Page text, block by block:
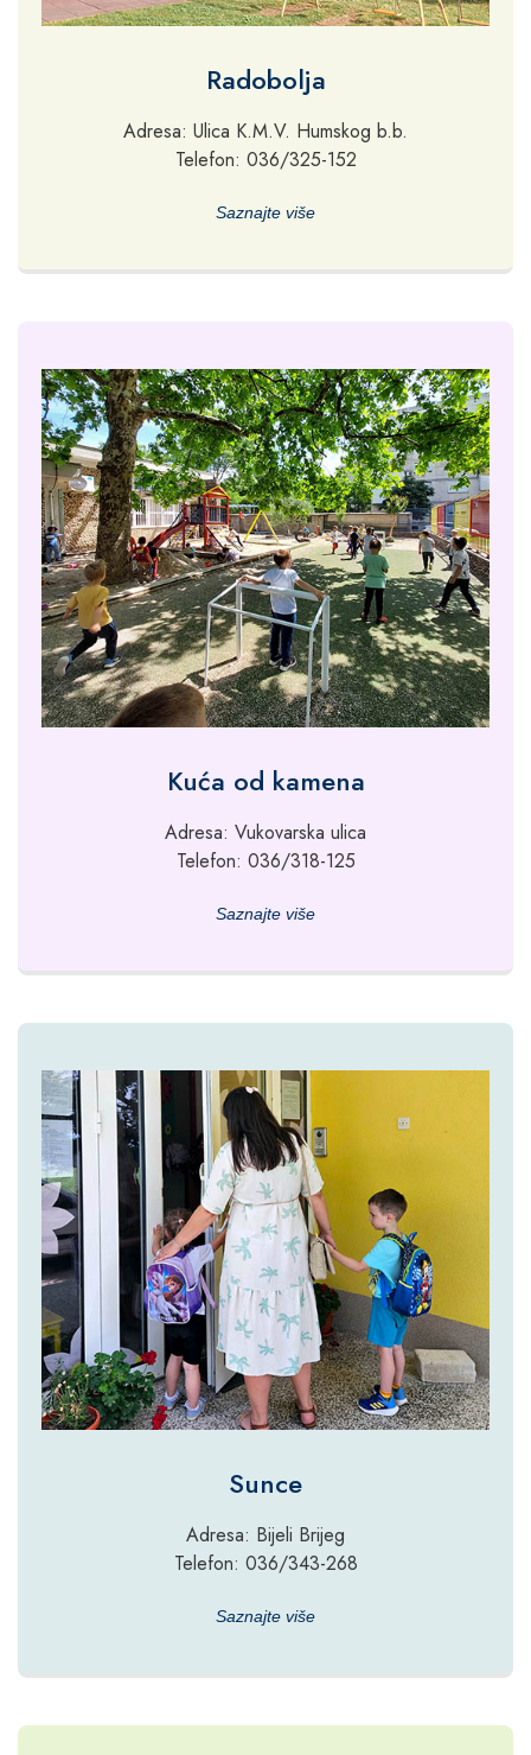
Radobolja
Adresa: Ulica K.M.V. Humskog b.b.
Telefon: 036/325-152
Saznajte više
Kuća od kamena
Adresa: Vukovarska ulica
Telefon: 036/318-125
Saznajte više
Sunce
Adresa: Bijeli Brijeg
Telefon: 036/343-268
Saznajte više